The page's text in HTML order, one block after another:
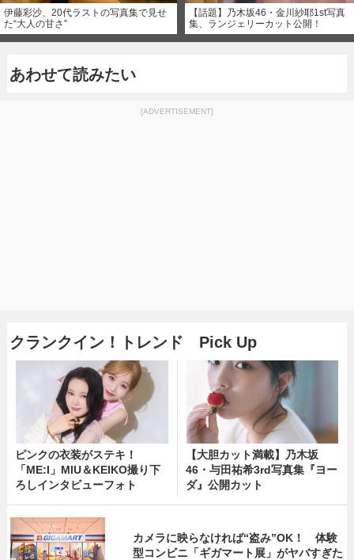
伊藤彩沙、20代ラストの写真集で見せ
た“大人の甘さ”
【話題】乃木坂46・金川紗耶1st写真
集、ランジェリーカット公開！
あわせて読みたい
[ADVERTISEMENT]
クランクイン！トレンド Pick Up
ピンクの衣装がステキ！
「ME:I」MIU＆KEIKO撮り下
ろしインタビューフォト
【大胆カット満載】乃木坂
46・与田祐希3rd写真集『ヨー
ダ』公開カット
カメラに映らなければ“盗み”OK！ 体験
型コンビニ「ギガマート展」がヤバすぎた